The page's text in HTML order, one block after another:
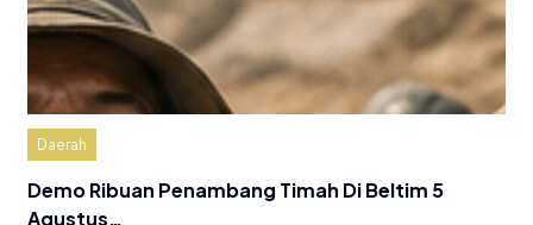
Daerah
Demo Ribuan Penambang Timah Di Beltim 5
Agustus…